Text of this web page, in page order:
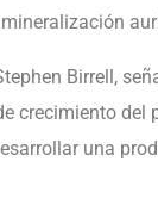
Birrell,
crecimiento del
una